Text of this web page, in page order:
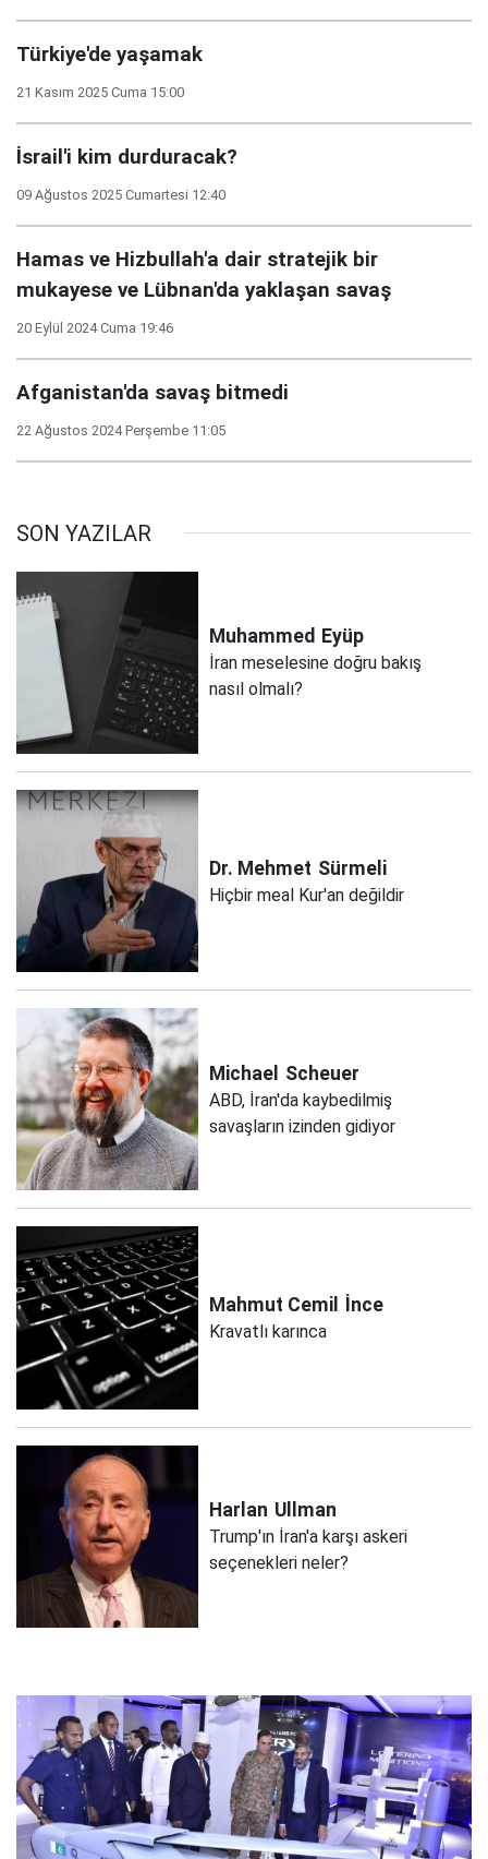
Türkiye'de yaşamak
21 Kasım 2025 Cuma 15:00
İsrail'i kim durduracak?
09 Ağustos 2025 Cumartesi 12:40
Hamas ve Hizbullah'a dair stratejik bir
mukayese ve Lübnan'da yaklaşan savaş
20 Eylül 2024 Cuma 19:46
Afganistan'da savaş bitmedi
22 Ağustos 2024 Perşembe 11:05
SON YAZILAR
Muhammed Eyüp
İran meselesine doğru bakış
nasıl olmalı?
Dr. Mehmet Sürmeli
Hiçbir meal Kur'an değildir
Michael Scheuer
ABD, İran'da kaybedilmiş
savaşların izinden gidiyor
Mahmut Cemil İnce
Kravatlı karınca
Harlan Ullman
Trump'ın İran'a karşı askeri
seçenekleri neler?